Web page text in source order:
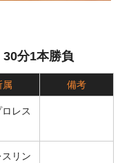
分1本勝負
属 備考
レス
リン